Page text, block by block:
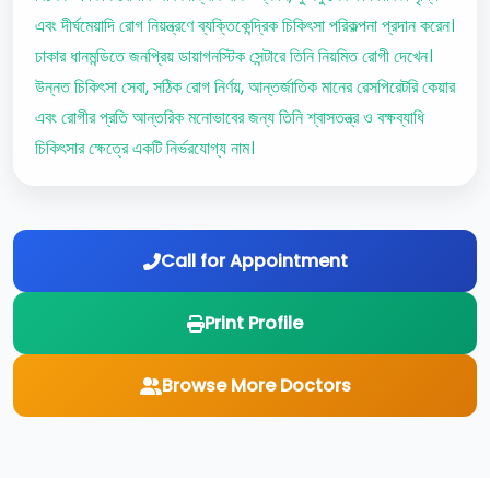
এবং দীর্ঘমেয়াদি রোগ নিয়ন্ত্রণে ব্যক্তিকেন্দ্রিক চিকিৎসা পরিকল্পনা প্রদান করেন।
ঢাকার ধানমন্ডিতে জনপ্রিয় ডায়াগনস্টিক সেন্টারে তিনি নিয়মিত রোগী দেখেন।
উন্নত চিকিৎসা সেবা, সঠিক রোগ নির্ণয়, আন্তর্জাতিক মানের রেসপিরেটরি কেয়ার
এবং রোগীর প্রতি আন্তরিক মনোভাবের জন্য তিনি শ্বাসতন্ত্র ও বক্ষব্যাধি
চিকিৎসার ক্ষেত্রে একটি নির্ভরযোগ্য নাম।
Call for Appointment
Print Profile
Browse More Doctors